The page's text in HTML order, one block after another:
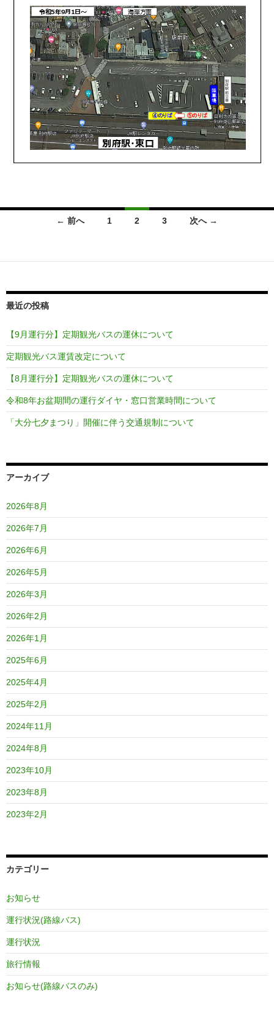
ナ
ゲ
ー
シ
ョ
ン
← 前へ 1 2 3 次へ →
最近の投稿
【9月運行分】定期観光バスの運休について
定期観光バス運賃改定について
【8月運行分】定期観光バスの運休について
令和8年お盆期間の運行ダイヤ・窓口営業時間について
「大分七夕まつり」開催に伴う交通規制について
アーカイブ
2026年8月
2026年7月
2026年6月
2026年5月
2026年3月
2026年2月
2026年1月
2025年6月
2025年4月
2025年2月
2024年11月
2024年8月
2023年10月
2023年8月
2023年2月
カテゴリー
お知らせ
運行状況(路線バス)
運行状況
旅行情報
お知らせ(路線バスのみ)